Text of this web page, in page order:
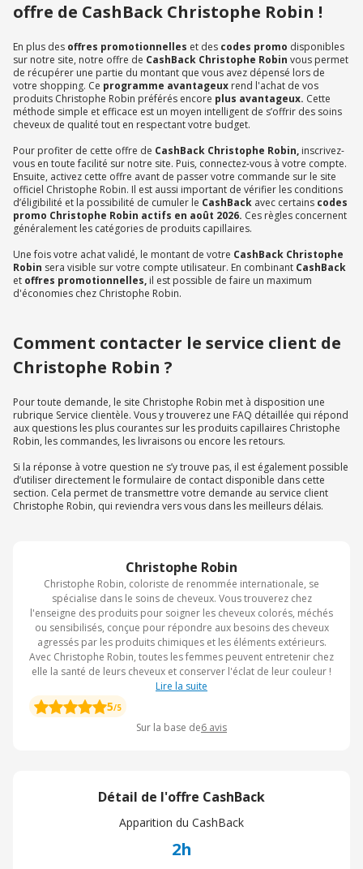
Christophe Robin
Christophe Robin, coloriste de renommée internationale, se
spécialise dans le soins de cheveux. Vous trouverez chez
l'enseigne des produits pour soigner les cheveux colorés, méchés
ou sensibilisés, conçue pour répondre aux besoins des cheveux
agressés par les produits chimiques et les éléments extérieurs.
Avec Christophe Robin, toutes les femmes peuvent entretenir chez
elle la santé de leurs cheveux et conserver l'éclat de leur couleur !
Lire la suite
5/5
Sur la base de6 avis
Détail de l'offre CashBack
Apparition du CashBack
2h
offre de CashBack Christophe Robin !
En plus des offres promotionnelles et des codes promo disponibles
sur notre site, notre offre de CashBack Christophe Robin vous permet
de récupérer une partie du montant que vous avez dépensé lors de
votre shopping. Ce programme avantageux rend l'achat de vos
produits Christophe Robin préférés encore plus avantageux. Cette
méthode simple et efficace est un moyen intelligent de s’offrir des soins
cheveux de qualité tout en respectant votre budget.
Pour profiter de cette offre de CashBack Christophe Robin, inscrivez-
vous en toute facilité sur notre site. Puis, connectez-vous à votre compte.
Ensuite, activez cette offre avant de passer votre commande sur le site
officiel Christophe Robin. Il est aussi important de vérifier les conditions
d’éligibilité et la possibilité de cumuler le CashBack avec certains codes
promo Christophe Robin actifs en août 2026. Ces règles concernent
généralement les catégories de produits capillaires.
Une fois votre achat validé, le montant de votre CashBack Christophe
Robin sera visible sur votre compte utilisateur. En combinant CashBack
et offres promotionnelles, il est possible de faire un maximum
d'économies chez Christophe Robin.
Comment contacter le service client de
Christophe Robin ?
Pour toute demande, le site Christophe Robin met à disposition une
rubrique Service clientèle. Vous y trouverez une FAQ détaillée qui répond
aux questions les plus courantes sur les produits capillaires Christophe
Robin, les commandes, les livraisons ou encore les retours.
Si la réponse à votre question ne s’y trouve pas, il est également possible
d’utiliser directement le formulaire de contact disponible dans cette
section. Cela permet de transmettre votre demande au service client
Christophe Robin, qui reviendra vers vous dans les meilleurs délais.